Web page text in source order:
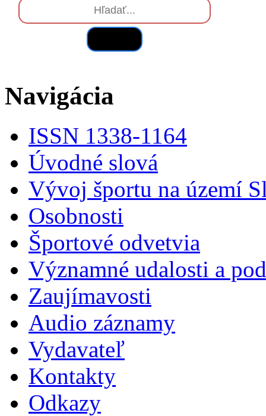
Navigácia
ISSN 1338-1164
Úvodné slová
Vývoj športu na území
Osobnosti
Športové odvetvia
Významné udalosti a
Zaujímavosti
Audio záznamy
Vydavateľ
Kontakty
Odkazy